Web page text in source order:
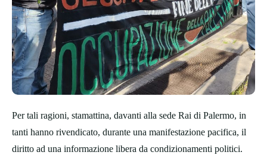
Per tali ragioni, stamattina, davanti alla sede Rai di Palermo, in
tanti hanno rivendicato, durante una manifestazione pacifica, il
diritto ad una informazione libera da condizionamenti politici.